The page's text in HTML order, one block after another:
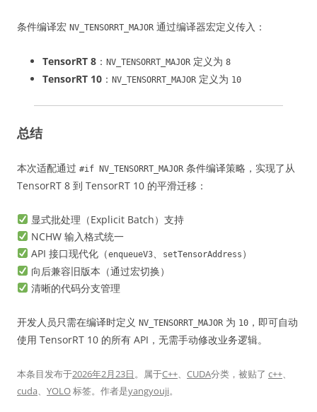
条件编译宏 NV_TENSORRT_MAJOR 通过编译器宏定义传入：
TensorRT 8 ： NV_TENSORRT_MAJOR 定义为 8
TensorRT 10 ： NV_TENSORRT_MAJOR 定义为 10
总结
本次适配通过 #if NV_TENSORRT_MAJOR 条件编译策略，实现了从
TensorRT 8 到 TensorRT 10 的平滑迁移：
显式批处理（Explicit Batch）支持
NCHW 输入格式统一
API 接口现代化（enqueueV3、 setTensorAddress ）
向后兼容旧版本（通过宏切换）
清晰的代码分支管理
开发人员只需在编译时定义 NV_TENSORRT_MAJOR 为 10 ，即可自动
使用 TensorRT 10 的所有 API，无需手动修改业务逻辑。
本条目发布于2026年2月23日。属于C++、 CUDA分类，被贴了 c++、
cuda、 YOLO标签。 作者是yangyouji。